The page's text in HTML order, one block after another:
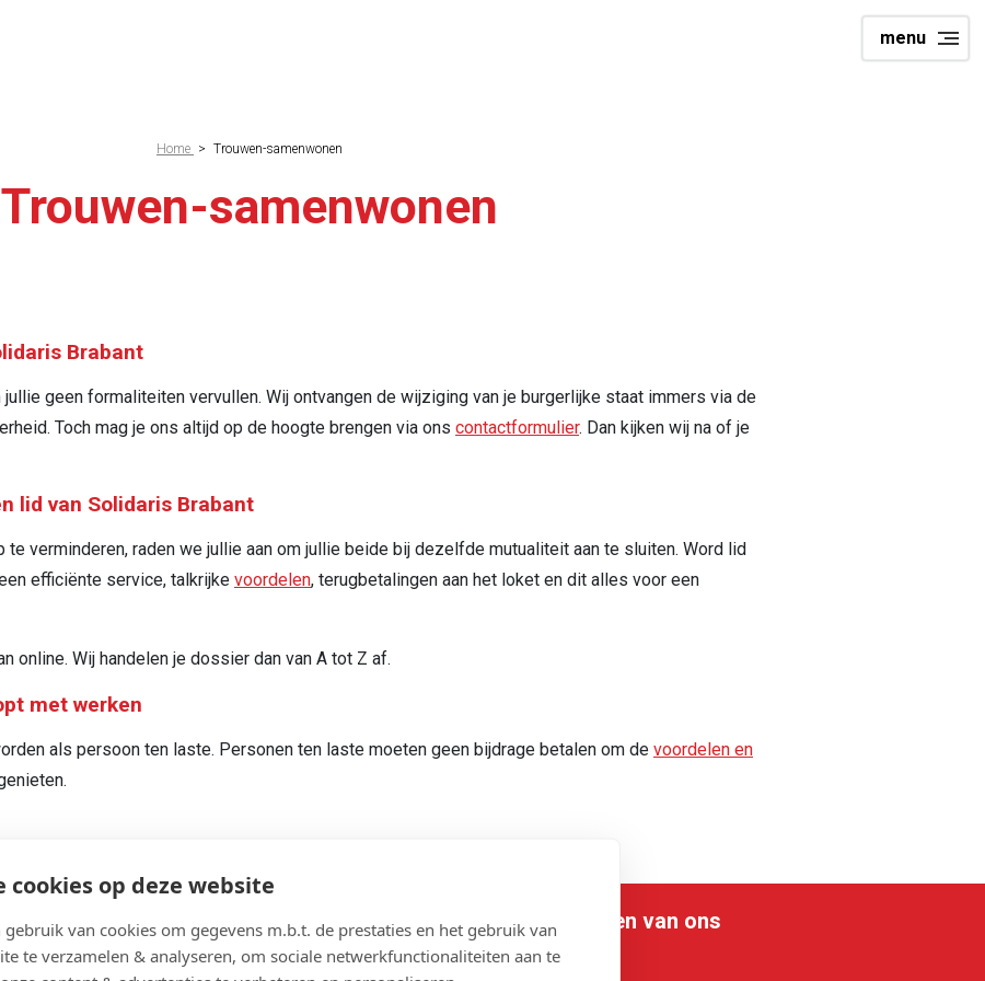
cookies op deze website
gebruik van cookies om gegevens m.b.t. de prestaties en het gebruik van
te verzamelen & analyseren, om sociale netwerkfunctionaliteiten aan te
menu
Home > Trouwen-samenwonen
Trouwen-samenwonen
Brabant
geen formaliteiten vervullen. Wij ontvangen de wijziging van je burgerlijke staat immers via de
Toch mag je ons altijd op de hoogte brengen via ons contactformulier. Dan kijken wij na of je
lid van Solidaris Brabant
verminderen, raden we jullie aan om jullie beide bij dezelfde mutualiteit aan te sluiten. Word lid
efficiënte service, talkrijke voordelen, terugbetalingen aan het loket en dit alles voor een
online. Wij handelen je dossier dan van A tot Z af.
met werken
als persoon ten laste. Personen ten laste moeten geen bijdrage betalen om de voordelen en
'Mutfl@sh' en blijf op de hoogte van alle nieuwigheden van ons
ziekenfonds en onze partners